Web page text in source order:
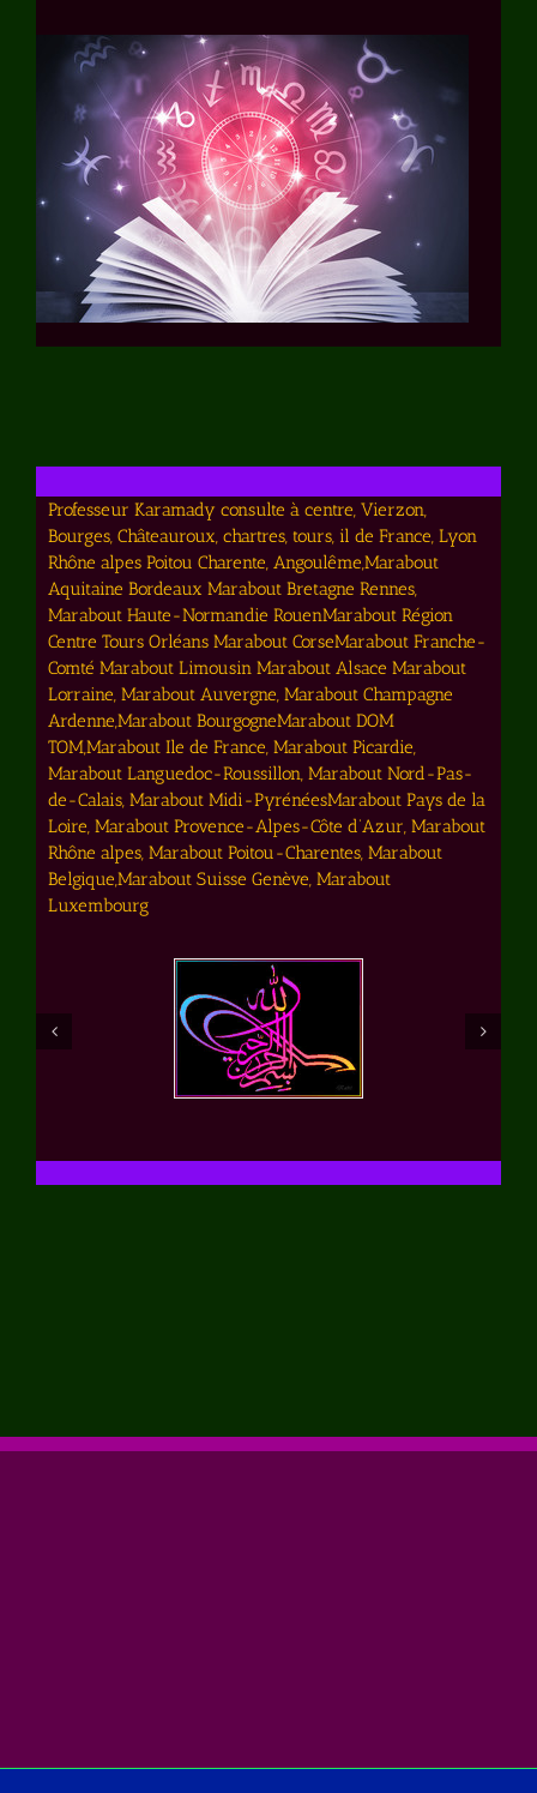
Professeur Karamady consulte à centre, Vierzon,
Bourges, Châteauroux, chartres, tours, il de France, Lyon
Rhône alpes Poitou Charente, Angoulême,Marabout
Aquitaine Bordeaux Marabout Bretagne Rennes,
Marabout Haute-Normandie RouenMarabout Région
Centre Tours Orléans Marabout CorseMarabout Franche-
Comté Marabout Limousin Marabout Alsace Marabout
Lorraine, Marabout Auvergne, Marabout Champagne
Ardenne,Marabout BourgogneMarabout DOM
TOM,Marabout Ile de France, Marabout Picardie,
Marabout Languedoc-Roussillon, Marabout Nord-Pas-
de-Calais, Marabout Midi-PyrénéesMarabout Pays de la
Loire, Marabout Provence-Alpes-Côte d’Azur, Marabout
Rhône alpes, Marabout Poitou-Charentes, Marabout
Belgique,Marabout Suisse Genève, Marabout
Luxembourg